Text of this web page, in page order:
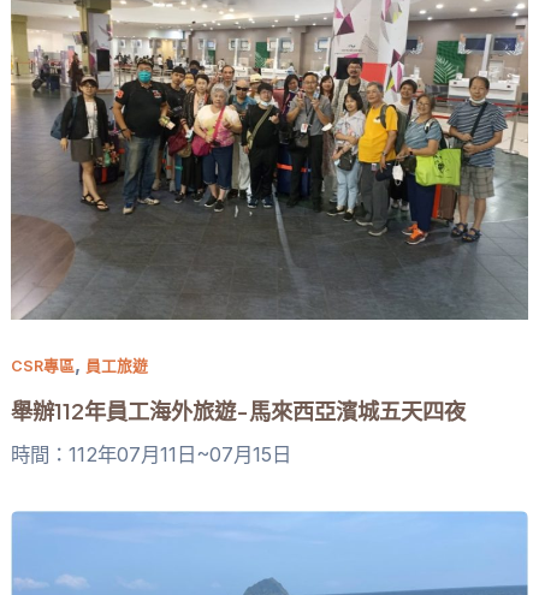
CSR專區, 員工旅遊
舉辦112年員工海外旅遊-馬來西亞濱城五天四夜
時間：112年07月11日~07月15日